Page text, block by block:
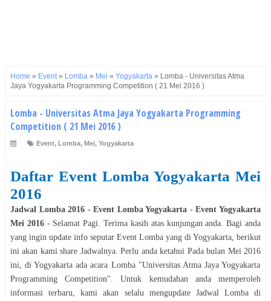
Home » Event» Lomba » Mei » Yogyakarta » Lomba - Universitas Atma
Jaya Yogyakarta Programming Competition ( 21 Mei 2016 )
Lomba - Universitas Atma Jaya Yogyakarta Programming
Competition ( 21 Mei 2016 )
Event, Lomba, Mei, Yogyakarta
Daftar Event Lomba Yogyakarta Mei
2016
Jadwal Lomba 2016 - Event Lomba Yogyakarta - EventYogyakarta
Mei 2016- SelamatPagi . Terima kasih atas kunjungan anda. Bagi anda
yang ingin update info seputar Event Lomba yang di Yogyakarta , berikut
ini akan kami share Jadwalnya. Perlu anda ketahui Pada bulan Mei 2016
ini, diYogyakarta ada acara Lomba"Universitas Atma Jaya Yogyakarta
Programming Competition". Untuk kemudahan anda memperoleh
informasi terbaru, kami akan selalu mengupdate Jadwal Lombadi